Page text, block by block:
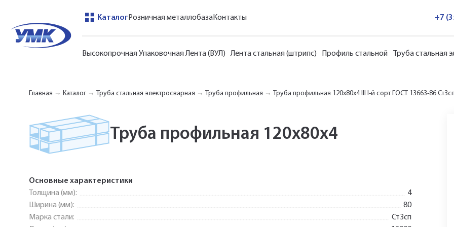
Каталог Розничная металлобазаКонтакты +7
Высокопрочная Упаковочная Лента (ВУЛ) Лента стальная (штрипс) Профиль стальной Труба стальная
Главная Каталог Труба стальная электросварная Труба профильная Труба профильная 120х80х4 III I-й сорт ГОСТ 13663-86
Труба профильная 120х80х4
Основные характеристики
Толщина (мм):
4
Ширина (мм):
80
Марка стали:
Ст3сп